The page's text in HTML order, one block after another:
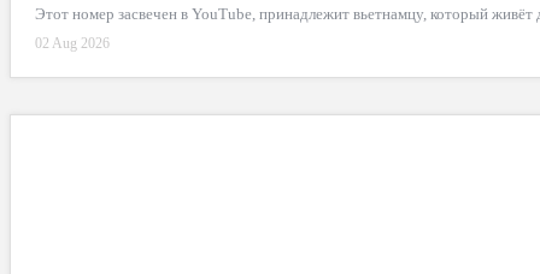
Этот номер засвечен в YouTube, принадлежит вьетнамцу, который живёт
02 Aug 2026